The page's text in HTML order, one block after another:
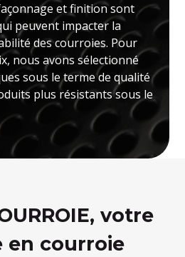
et finition sont
peuvent impacter la
des courroies. Pour
nous avons sélectionné
sous le terme de qualité
plus résistants sous le
votre
en courroie